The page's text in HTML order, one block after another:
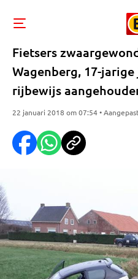
Fietsers
Wagenberg, 17-
rijbewijs
22 januari 2018 om 07:54 •